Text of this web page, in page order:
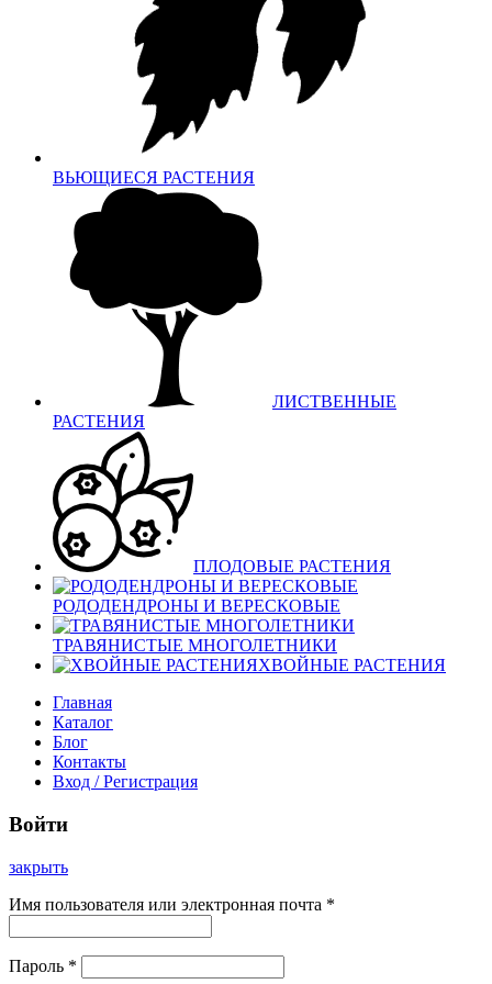
ВЬЮЩИЕСЯ РАСТЕНИЯ
ЛИСТВЕННЫЕ
РАСТЕНИЯ
ПЛОДОВЫЕ РАСТЕНИЯ
РОДОДЕНДРОНЫ И ВЕРЕСКОВЫЕ
ТРАВЯНИСТЫЕ МНОГОЛЕТНИКИ
ХВОЙНЫЕ РАСТЕНИЯ
Главная
Каталог
Блог
Контакты
Вход / Регистрация
Войти
закрыть
Имя пользователя или электронная почта *
Пароль *